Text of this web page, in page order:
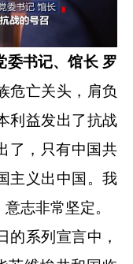
委书记、馆长 罗
危亡关头，肩负
利益发出了抗战
了，只有中国共
主义出中国。我
志非常坚定。
系列宣言中，